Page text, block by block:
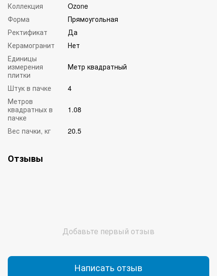
Коллекция
Ozone
Форма
Прямоугольная
Ректификат
Да
Керамогранит
Нет
Единицы
измерения
плитки
Метр квадратный
Штук в пачке
4
Метров
квадратных в
пачке
1.08
Вес пачки, кг 20.5
Отзывы
Добавьте первый отзыв
Написать отзыв